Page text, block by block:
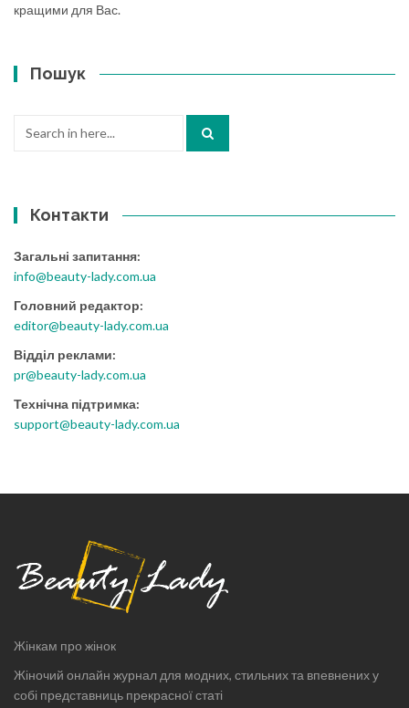
кращими для Вас.
Пошук
Контакти
Загальні запитання:
info@beauty-lady.com.ua
Головний редактор:
editor@beauty-lady.com.ua
Відділ реклами:
pr@beauty-lady.com.ua
Технічна підтримка:
support@beauty-lady.com.ua
Жінкам про жінок
Жіночий онлайн журнал для модних, стильних та впевнених у
собі представниць прекрасної статі